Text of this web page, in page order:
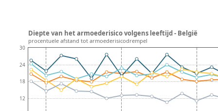
12
18
24
30
Diepte van het armoederisico volgens leeftijd - België
procentuele afstand tot armoederisicodrempel